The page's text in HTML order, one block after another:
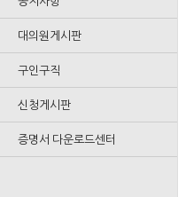
대의원게시판
구인구직
신청게시판
증명서 다운로드센터